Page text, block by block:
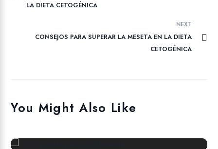
LA DIETA CETOGÉNICA
NEXT
CONSEJOS PARA SUPERAR LA MESETA EN LA DIETA
CETOGÉNICA
You Might Also Like